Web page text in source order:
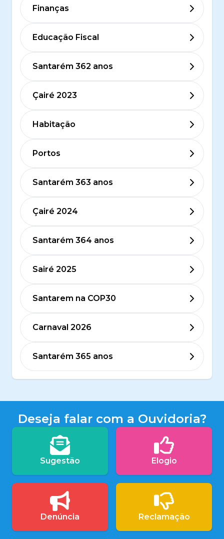
Finanças
Educação Fiscal
Santarém 362 anos
Çairé 2023
Habitação
Portos
Santarém 363 anos
Çairé 2024
Santarém 364 anos
Sairé 2025
Santarem na COP30
Carnaval 2026
Santarém 365 anos
Deseja falar com a Ouvidoria?
Sugestão Elogio
Denúncia Reclamação